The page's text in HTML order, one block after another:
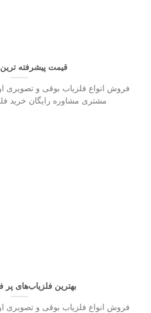
قیمت پیشرفته
فروش انواع فلزیاب بوقی و تصویری
مشتری مشاوره رایگان خرید
بهترین فلزیاب‌های
فروش انواع فلزیاب بوقی و تصویری